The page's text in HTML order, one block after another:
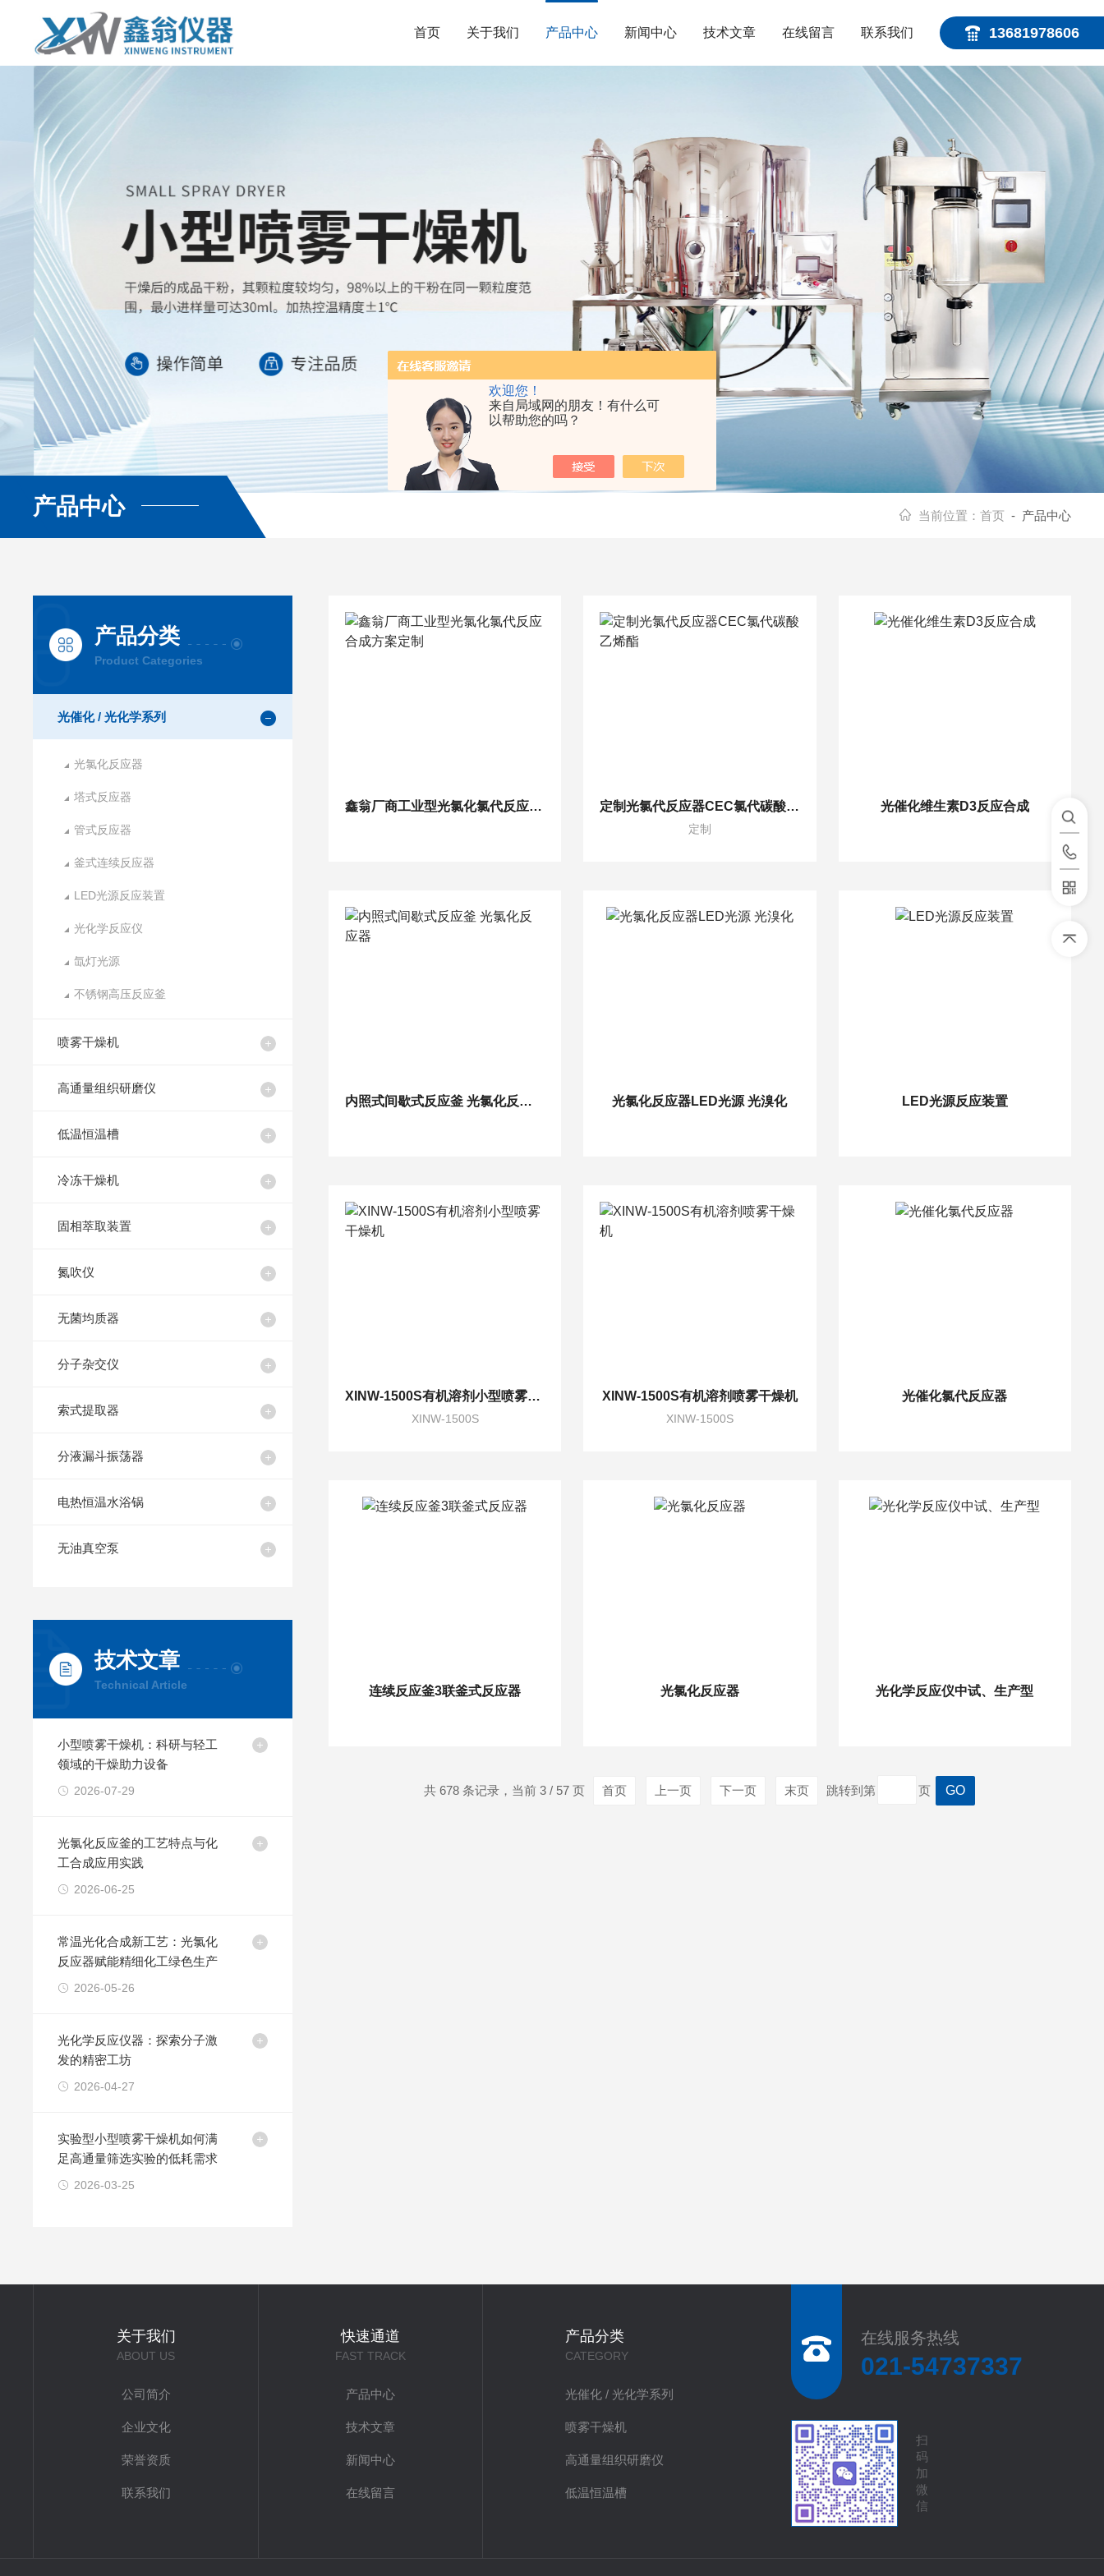
欢迎您！
来自局域网的朋友！有什么可
以帮助您的吗？
13681978606
首页 关于我们 产品中心 新闻中心 技术文章 在线留言 联系我们
查看更多
产品中心 当前位置： 首页 - 产品中心
产品分类
Product Categories
光催化 / 光化学系列
光氯化反应器
塔式反应器
管式反应器
釜式连续反应器
LED光源反应装置
光化学反应仪
氙灯光源
不锈钢高压反应釜
喷雾干燥机
高通量组织研磨仪
低温恒温槽
冷冻干燥机
固相萃取装置
氮吹仪
无菌均质器
分子杂交仪
索式提取器
分液漏斗振荡器
电热恒温水浴锅
无油真空泵
技术文章
Technical Article
小型喷雾干燥机：科研与轻工
领域的干燥助力设备
2026-07-29
光氯化反应釜的工艺特点与化
工合成应用实践
2026-06-25
常温光化合成新工艺：光氯化
反应器赋能精细化工绿色生产
2026-05-26
光化学反应仪器：探索分子激
发的精密工坊
2026-04-27
实验型小型喷雾干燥机如何满
足高通量筛选实验的低耗需求
2026-03-25
鑫翁厂商工业型光氯化氯代反应合成方案定制 定制光氯代反应器CEC氯代碳酸乙烯酯
定制
光催化维生素D3反应合成
内照式间歇式反应釜 光氯化反应器 光氯化反应器LED光源 光溴化 LED光源反应装置
XINW-1500S有机溶剂小型喷雾干燥机
XINW-1500S
XINW-1500S有机溶剂喷雾干燥机
XINW-1500S
光催化氯代反应器
连续反应釜3联釜式反应器 光氯化反应器 光化学反应仪中试、生产型
共 678 条记录，当前 3 / 57 页 首页 上一页 下一页 末页 跳转到第 页
关于我们
ABOUT US
公司简介
企业文化
荣誉资质
联系我们
快速通道
FAST TRACK
产品中心
技术文章
新闻中心
在线留言
产品分类
CATEGORY
光催化 / 光化学系列
喷雾干燥机
高通量组织研磨仪
低温恒温槽
在线服务热线
021-54737337
扫
码
加
微
信